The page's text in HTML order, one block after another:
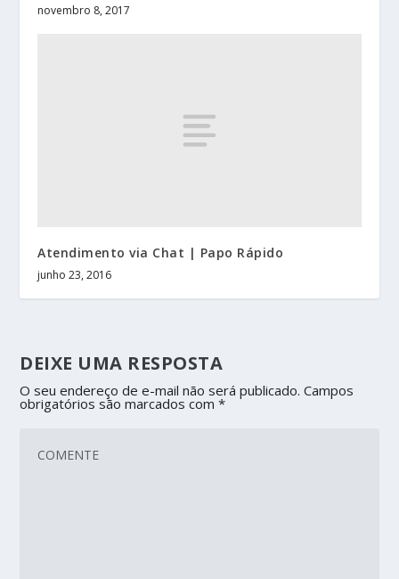
novembro 8, 2017
Atendimento via Chat | Papo Rápido
junho 23, 2016
DEIXE UMA RESPOSTA
O seu endereço de e-mail não será publicado. Campos
obrigatórios são marcados com*